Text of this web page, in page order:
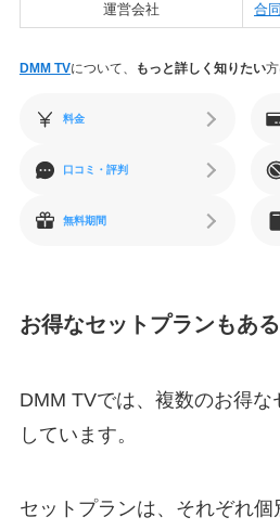
運営会社 合
DMM TVについて、 もっと詳しく知りたい
料金
口コミ・評判
無料期間
お得なセットプランもある
DMM TVでは、複数のお得
しています。
セットプランは、それぞれ個